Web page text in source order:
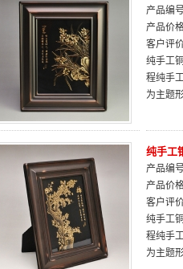
产品编
产品价
客户评
纯手工
程纯手
为主题
纯手工
产品编
产品价
客户评
纯手工
程纯手
为主题